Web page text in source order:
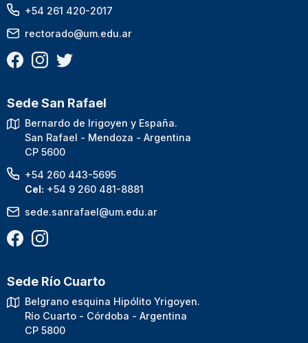
+54 261 420-2017
rectorado@um.edu.ar
Sede San Rafael
Bernardo de Irigoyen y España.
San Rafael - Mendoza - Argentina
CP 5600
+54 260 443-5695
Cel: +54 9 260 481-8881
sede.sanrafael@um.edu.ar
Sede Río Cuarto
Belgrano esquina Hipólito Yrigoyen.
Río Cuarto - Córdoba - Argentina
CP 5800